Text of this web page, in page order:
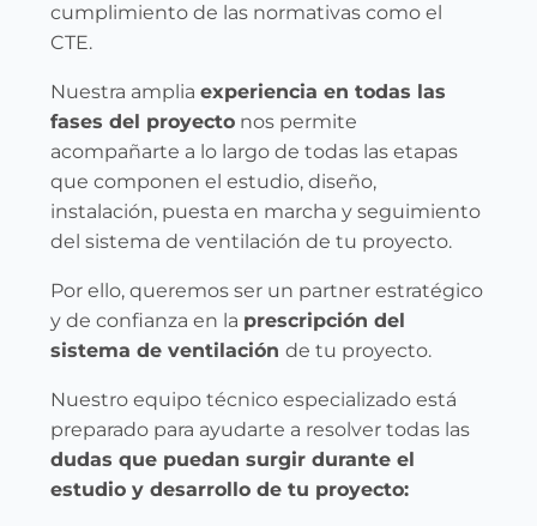
cumplimiento de las normativas como el
CTE.
Nuestra amplia experiencia en todas las
fases del proyecto nos permite
acompañarte a lo largo de todas las etapas
que componen el estudio, diseño,
instalación, puesta en marcha y seguimiento
del sistema de ventilación de tu proyecto.
Por ello, queremos ser un partner estratégico
y de confianza en la prescripción del
sistema de ventilación de tu proyecto.
Nuestro equipo técnico especializado está
preparado para ayudarte a resolver todas las
dudas que puedan surgir durante el
estudio y desarrollo de tu proyecto: